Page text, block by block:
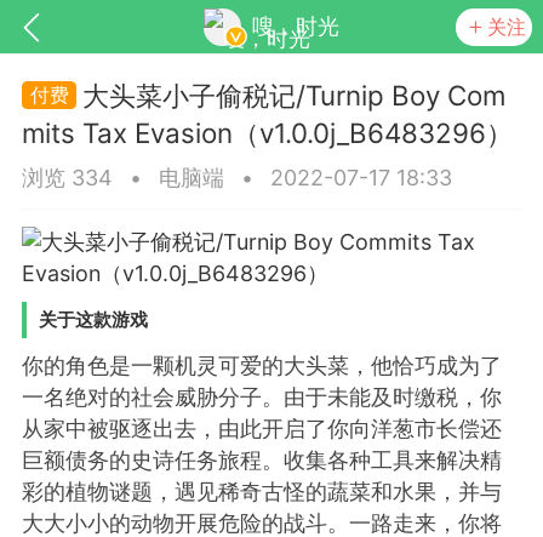
嗖，时光 关注
基于wordpress开发
更新 商城 视频
大头菜小子偷税记/Turnip Boy Com
mits Tax Evasion（v1.0.0j_B6483296）
浏览 334 • 电脑端 • 2022-07-17 18:33
关于这款游戏
你的角色是一颗机灵可爱的大头菜，他恰巧成为了
一名绝对的社会威胁分子。由于未能及时缴税，你
从家中被驱逐出去，由此开启了你向洋葱市长偿还
巨额债务的史诗任务旅程。收集各种工具来解决精
彩的植物谜题，遇见稀奇古怪的蔬菜和水果，并与
大大小小的动物开展危险的战斗。一路走来，你将